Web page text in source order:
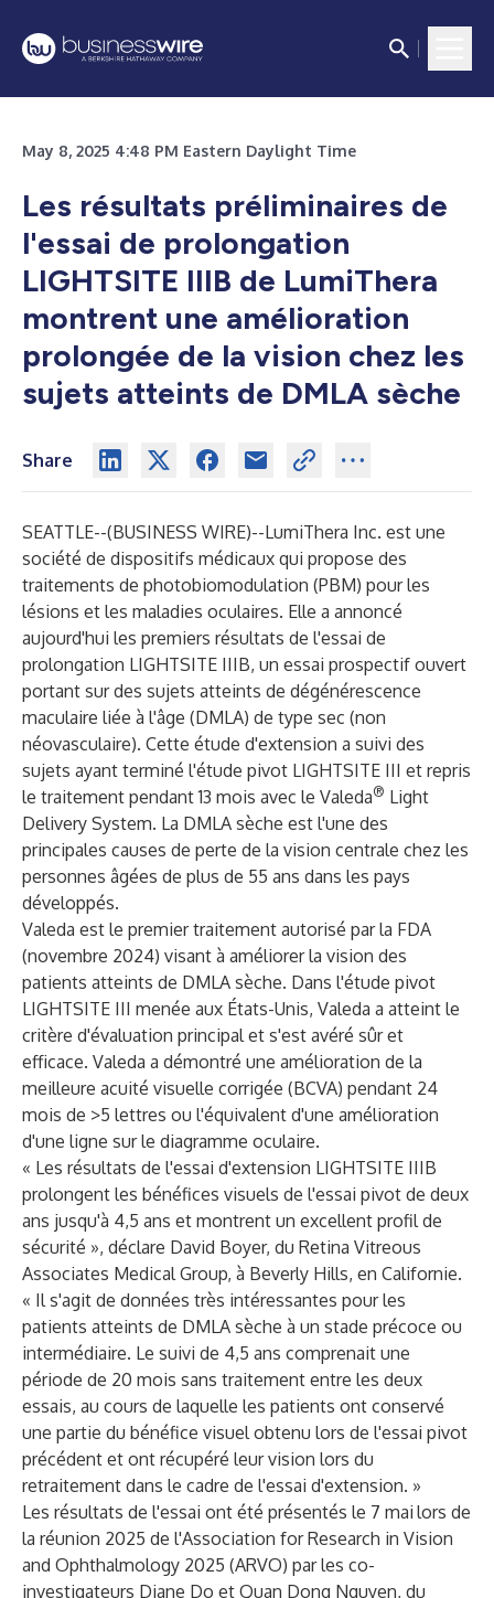
May 8, 2025 4:48 PM Eastern Daylight Time
Les résultats préliminaires de
l'essai de prolongation
LIGHTSITE IIIB de LumiThera
montrent une amélioration
prolongée de la vision chez les
sujets atteints de DMLA sèche
Share
SEATTLE--(BUSINESS WIRE)--LumiThera Inc. est une
société de dispositifs médicaux qui propose des
traitements de photobiomodulation (PBM) pour les
lésions et les maladies oculaires. Elle a annoncé
aujourd'hui les premiers résultats de l'essai de
prolongation LIGHTSITE IIIB, un essai prospectif ouvert
portant sur des sujets atteints de dégénérescence
maculaire liée à l'âge (DMLA) de type sec (non
néovasculaire). Cette étude d'extension a suivi des
sujets ayant terminé l'étude pivot LIGHTSITE III et repris
le traitement pendant 13 mois avec le Valeda® Light
Delivery System. La DMLA sèche est l'une des
principales causes de perte de la vision centrale chez les
personnes âgées de plus de 55 ans dans les pays
développés.
Valeda est le premier traitement autorisé par la FDA
(novembre 2024) visant à améliorer la vision des
patients atteints de DMLA sèche. Dans l'étude pivot
LIGHTSITE III menée aux États-Unis, Valeda a atteint le
critère d'évaluation principal et s'est avéré sûr et
efficace. Valeda a démontré une amélioration de la
meilleure acuité visuelle corrigée (BCVA) pendant 24
mois de >5 lettres ou l'équivalent d'une amélioration
d'une ligne sur le diagramme oculaire.
« Les résultats de l'essai d'extension LIGHTSITE IIIB
prolongent les bénéfices visuels de l'essai pivot de deux
ans jusqu'à 4,5 ans et montrent un excellent profil de
sécurité », déclare David Boyer, du Retina Vitreous
Associates Medical Group, à Beverly Hills, en Californie.
« Il s'agit de données très intéressantes pour les
patients atteints de DMLA sèche à un stade précoce ou
intermédiaire. Le suivi de 4,5 ans comprenait une
période de 20 mois sans traitement entre les deux
essais, au cours de laquelle les patients ont conservé
une partie du bénéfice visuel obtenu lors de l'essai pivot
précédent et ont récupéré leur vision lors du
retraitement dans le cadre de l'essai d'extension. »
Les résultats de l'essai ont été présentés le 7 mai lors de
la réunion 2025 de l'Association for Research in Vision
and Ophthalmology 2025 (ARVO) par les co-
investigateurs Diane Do et Quan Dong Nguyen, du